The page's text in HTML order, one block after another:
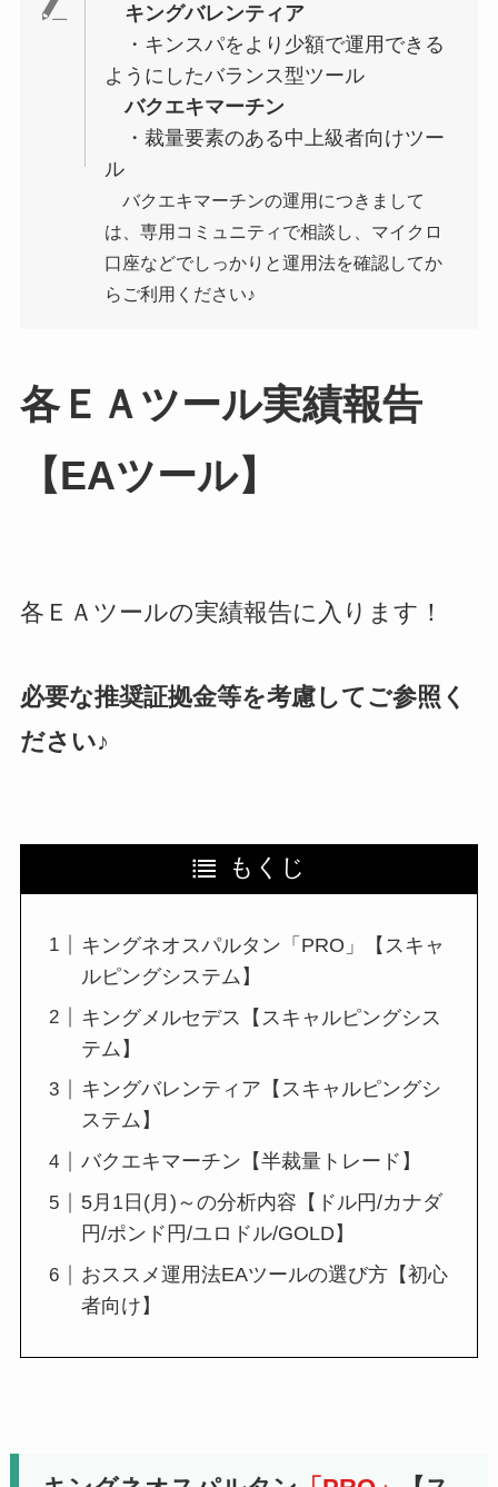
キングバレンティア
・キンスパをより少額で運用できる
ようにしたバランス型ツール
バクエキマーチン
・裁量要素のある中上級者向けツー
ル
バクエキマーチンの運用につきまして
は、専用コミュニティで相談し、マイクロ
口座などでしっかりと運用法を確認してか
らご利用ください♪
各ＥＡツール実績報告
【EAツール】
各ＥＡツールの実績報告に入ります！
必要な推奨証拠金等を考慮してご参照く
ださい♪
もくじ
キングネオスパルタン「PRO」【スキャ
ルピングシステム】
キングメルセデス【スキャルピングシス
テム】
キングバレンティア【スキャルピングシ
ステム】
バクエキマーチン【半裁量トレード】
5月1日(月)～の分析内容【ドル円/カナダ
円/ポンド円/ユロドル/GOLD】
おススメ運用法EAツールの選び方【初心
者向け】